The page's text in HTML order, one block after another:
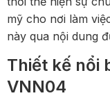
mỹ cho nơi làm
này qua nội dung
Thiết kế nổi
VNN04